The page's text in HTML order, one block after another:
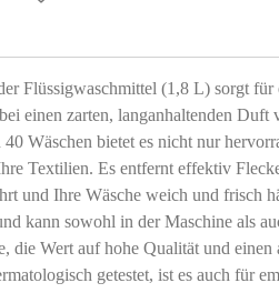
Flüssigwaschmittel (1,8 L) sorgt für
einen zarten, langanhaltenden Duft
Wäschen bietet es nicht nur
Textilien. Es entfernt effektiv
und Ihre Wäsche weich und frisch
kann sowohl in der Maschine als
die Wert auf hohe Qualität und
getestet, ist es auch für